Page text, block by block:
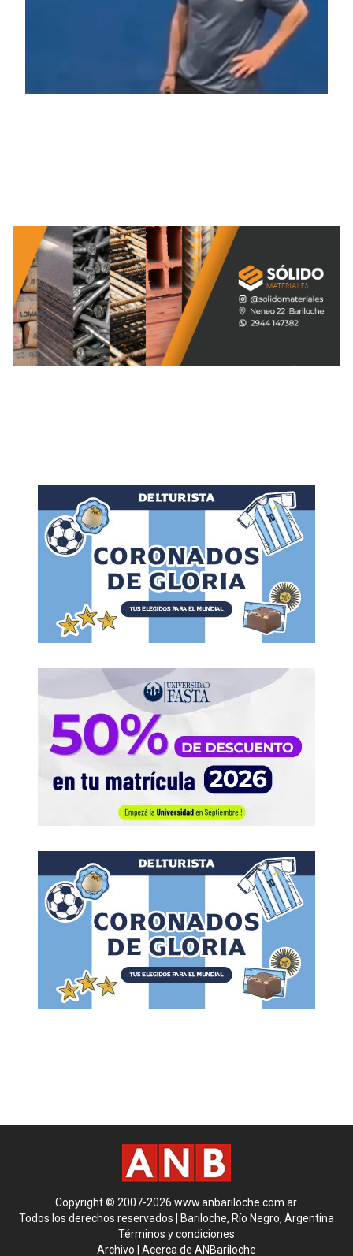
Copyright © 2007-2026 www.anbariloche.com.ar
Todos los derechos reservados | Bariloche, Río Negro, Argentina
Términos y condiciones
Archivo
Acerca de ANBariloche